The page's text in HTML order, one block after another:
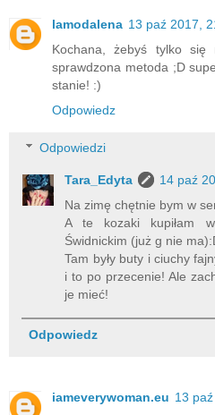
lamodalena 13 paź 2017,
Kochana, żebyś tylko się
sprawdzona metoda ;D
stanie! :)
Odpowiedz
Odpowiedzi
Tara_Edyta
14 paź
Na zimę chętnie bym w
A te kozaki kupiłam
Świdnickim (już g nie
Tam były buty i ciuchy
i to po przecenie! Ale
je mieć!
Odpowiedz
iameverywoman.eu 13